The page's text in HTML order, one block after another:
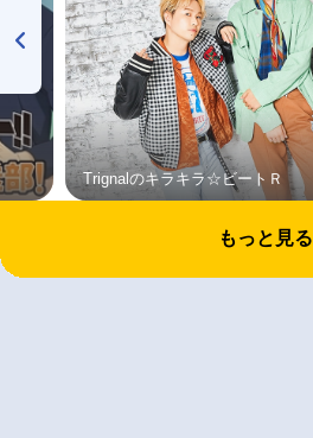
Trignalのキラキラ☆ビートＲ
もっと見る